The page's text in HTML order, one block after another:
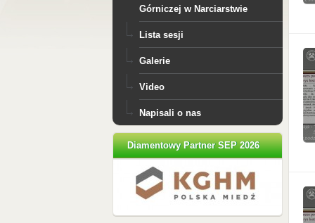
Górniczej w Narciarstwie
Lista sesji
Galerie
Video
Napisali o nas
Diamentowy Partner SEP 2026